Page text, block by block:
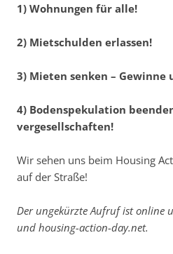
1) Wohnungen für alle!
2) Mietschulden erlassen!
3) Mieten senken –
4) Bodenspekulation
vergesellschaften!
Wir sehen uns beim Housing
auf der Straße!
Der ungekürzte Aufruf ist online
und housing-action-day.net.